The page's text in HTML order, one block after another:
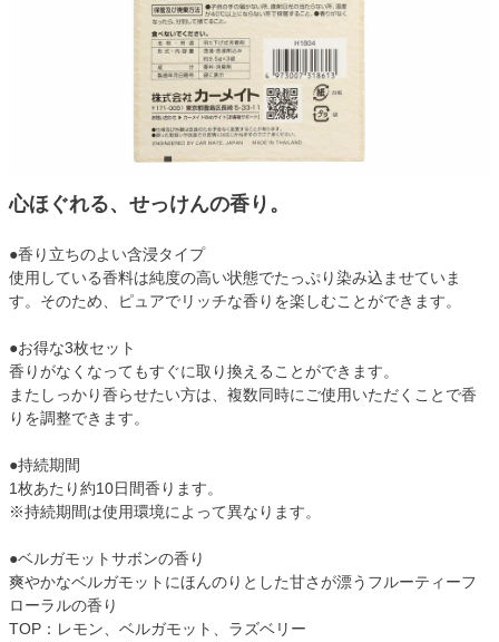
心ほぐれる、せっけんの香り。
●香り立ちのよい含浸タイプ
使用している香料は純度の高い状態でたっぷり染み込ませていま
す。そのため、ピュアでリッチな香りを楽しむことができます。
●お得な3枚セット
香りがなくなってもすぐに取り換えることができます。
またしっかり香らせたい方は、複数同時にご使用いただくことで香
りを調整できます。
●持続期間
1枚あたり約10日間香ります。
※持続期間は使用環境によって異なります。
●ベルガモットサボンの香り
爽やかなベルガモットにほんのりとした甘さが漂うフルーティーフ
ローラルの香り
TOP：レモン、ベルガモット、ラズベリー